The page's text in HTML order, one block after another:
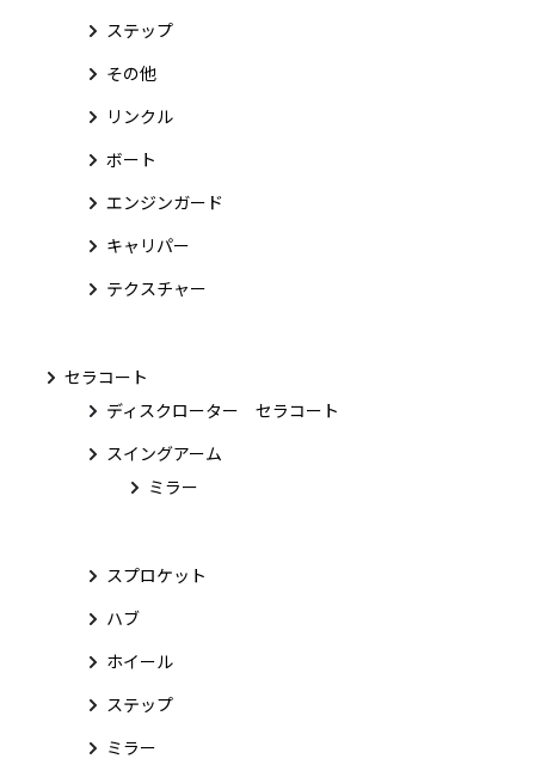
ステップ
その他
リンクル
ボート
エンジンガード
キャリパー
テクスチャー
セラコート
ディスクローター セラコート
スイングアーム
ミラー
スプロケット
ハブ
ホイール
ステップ
ミラー